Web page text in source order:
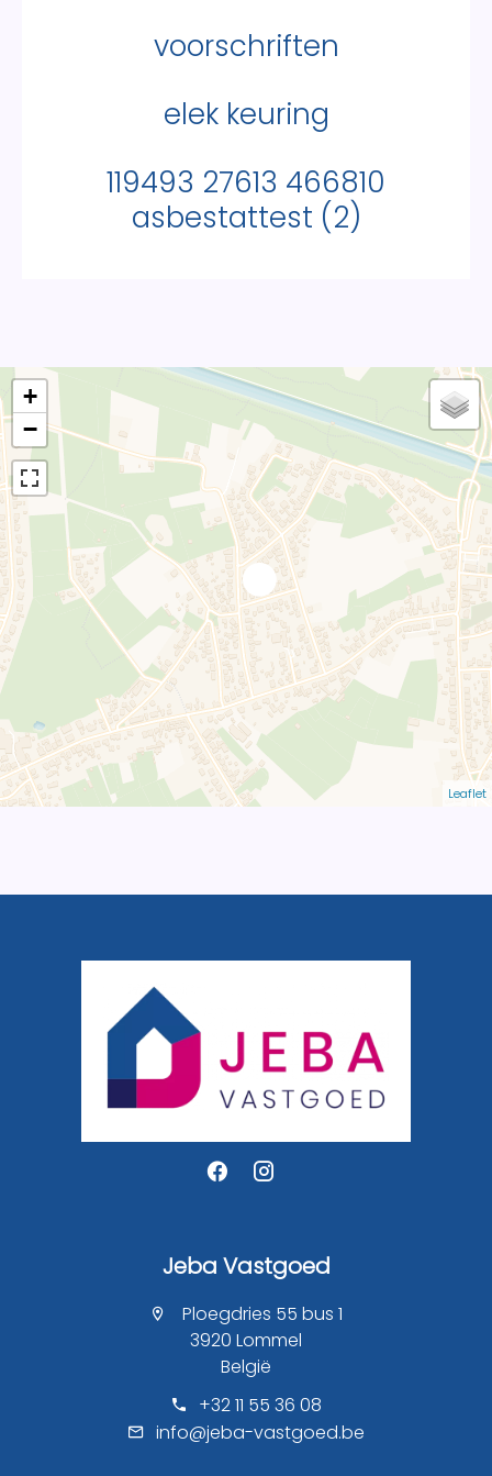
voorschriften
elek keuring
119493 27613 466810
asbestattest (2)
+
−
Leaflet
Jeba Vastgoed
Ploegdries 55 bus 1
3920 Lommel
België
+32 11 55 36 08
info@jeba-vastgoed.be